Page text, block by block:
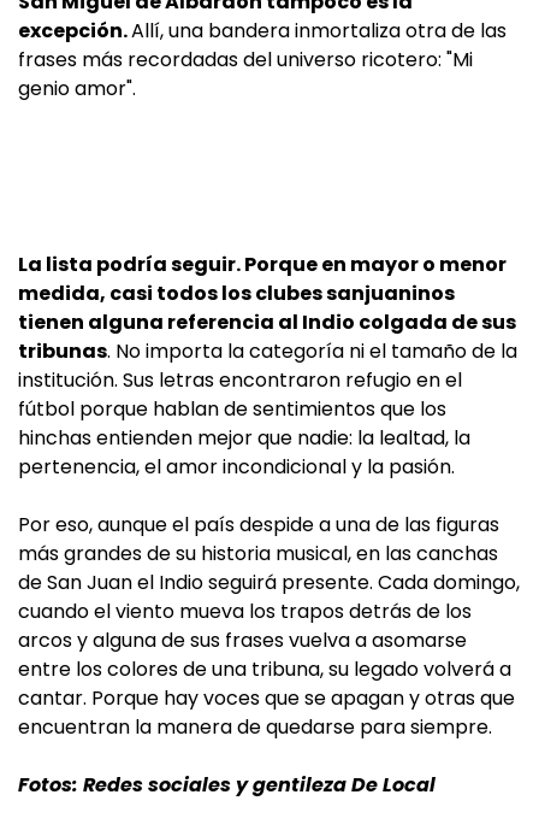
excepción.Allí, una bandera inmortaliza otra de las
frases más recordadas del universo ricotero: "Mi
genio amor".
La lista podría seguir. Porque en mayor o menor
medida, casi todos los clubes sanjuaninos
tienen alguna referencia al Indio colgada de sus
tribunas. No importa la categoría ni el tamaño de la
institución. Sus letras encontraron refugio en el
fútbol porque hablan de sentimientos que los
hinchas entienden mejor que nadie: la lealtad, la
pertenencia, el amor incondicional y la pasión.
Por eso, aunque el país despide a una de las figuras
más grandes de su historia musical, en las canchas
de San Juan el Indio seguirá presente. Cada domingo,
cuando el viento mueva los trapos detrás de los
arcos y alguna de sus frases vuelva a asomarse
entre los colores de una tribuna, su legado volverá a
cantar. Porque hay voces que se apagan y otras que
encuentran la manera de quedarse para siempre.
Fotos: Redes sociales y gentileza De Local